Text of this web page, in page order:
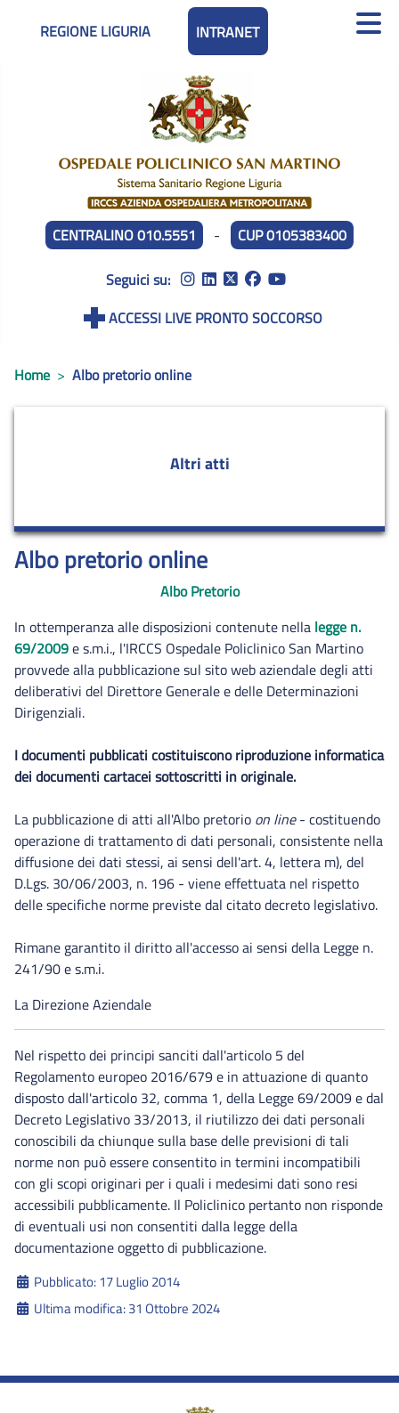
REGIONE LIGURIA INTRANET
CENTRALINO 010.5551 - CUP 0105383400
Seguici su:
ACCESSI LIVE PRONTO SOCCORSO
Home Albo pretorio online
Altri atti
Albo pretorio online
Albo Pretorio
In ottemperanza alle disposizioni contenute nella legge n.
69/2009e s.m.i., l'IRCCS Ospedale Policlinico San Martino
provvede alla pubblicazione sul sito web aziendale degli atti
deliberativi del Direttore Generale e delle Determinazioni
Dirigenziali.
I documenti pubblicati costituiscono riproduzione informatica
dei documenti cartacei sottoscritti in originale.
La pubblicazione di atti all'Albo pretorio on line- costituendo
operazione di trattamento di dati personali, consistente nella
diffusione dei dati stessi, ai sensi dell'art. 4, lettera m), del
D.Lgs. 30/06/2003, n. 196 - viene effettuata nel rispetto
delle specifiche norme previste dal citato decreto legislativo.
Rimane garantito il diritto all'accesso ai sensi della Legge n.
241/90 e s.m.i.
La Direzione Aziendale
Nel rispetto dei principi sanciti dall'articolo 5 del
Regolamento europeo 2016/679 e in attuazione di quanto
disposto dall'articolo 32, comma 1, della Legge 69/2009 e dal
Decreto Legislativo 33/2013, il riutilizzo dei dati personali
conoscibili da chiunque sulla base delle previsioni di tali
norme non può essere consentito in termini incompatibili
con gli scopi originari per i quali i medesimi dati sono resi
accessibili pubblicamente. Il Policlinico pertanto non risponde
di eventuali usi non consentiti dalla legge della
documentazione oggetto di pubblicazione.
Dettagli
Pubblicato: 17 Luglio 2014
Ultima modifica: 31 Ottobre 2024